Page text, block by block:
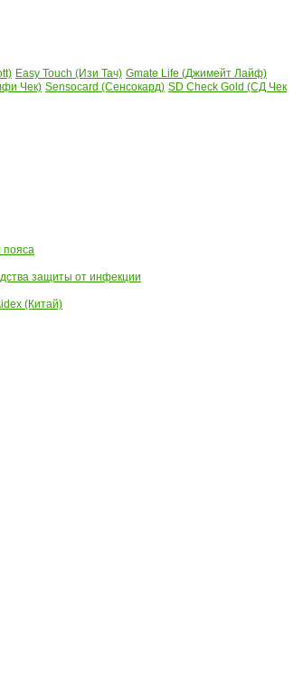
Easy Touch (Изи Тач) Gmate Life (Джимейт Лайф)
Чек) Sensocard (Сенсокард) SD Check Gold (СД Чек
пояса
защиты от инфекции
(Китай)